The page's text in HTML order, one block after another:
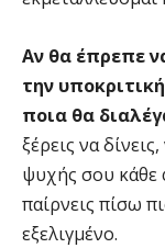
Αν θα έπρεπε
την
ποια θα
ξέρεις να
ψυχής σου κάθε
παίρνεις πίσω
εξελιγμένο.